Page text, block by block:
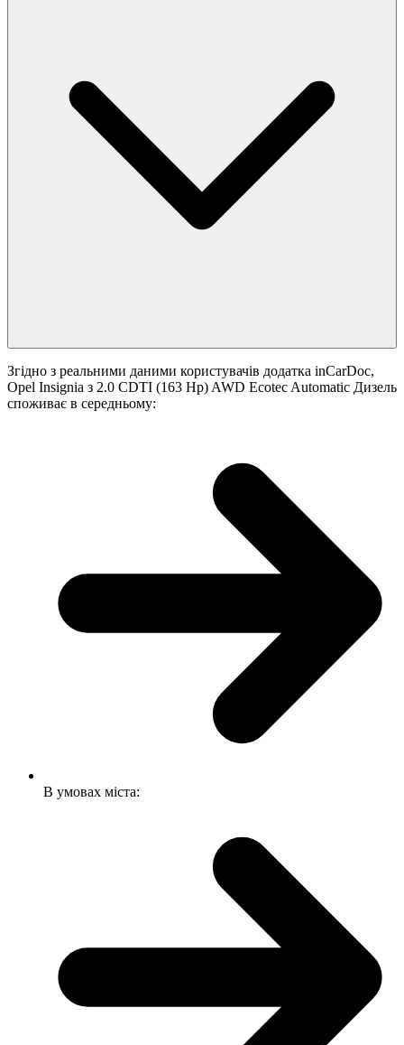
Згідно з реальними даними користувачів додатка inCarDoc,
Opel Insignia з 2.0 CDTI (163 Hp) AWD Ecotec Automatic Дизель
споживає в середньому:
В умовах міста: